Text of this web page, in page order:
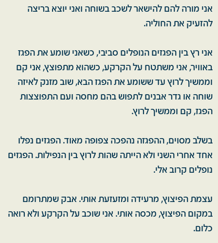
אני מורה להם להישאר לשכב בשוחה ואני יוצא בריצה
להזעיק את החוליה.
אני רץ בין הפגזים הנופלים סביבי, כשאני שומע את הפגז
באוויר, אני משתטח על הקרקע, כשהוא מתפוצץ, אני קם
וממשיך לרוץ עד ששומע את הפגז הבא, שוב מזנק לאיזה
שוחה או גדר אבנים לתפוש בהם מחסה ועם התפוצצות
הפגז, קם וממשיך לרוץ.
בשלב מסוים, ההפגזה נהפכה צפופה מאוד. הפגזים נפלו
אחד אחרי השני ולא הייתה שהות לרוץ בין הנפילות. הפגזים
נופלים קרוב אלי.
עצמת הפיצוץ, מרעידה ומזעזעת אותי. אבק שמתרומם
במקום הפיצוץ, מכסה אותי. אני שוכב על הקרקע ולא רואה
כלום.